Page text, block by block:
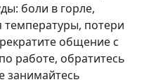
боли в горле,
потери
общение с
работе, обратитесь
занимайтесь